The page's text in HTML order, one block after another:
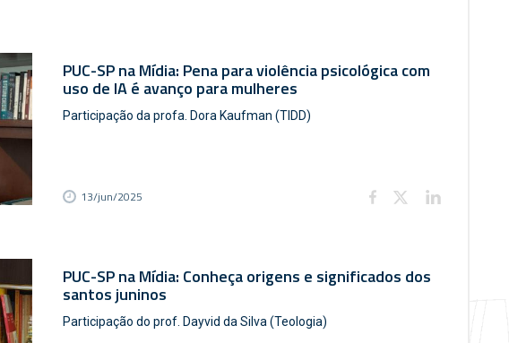
PUC-SP na Mídia: Pena para violência psicológica com
uso de IA é avanço para mulheres
Participação da profa. Dora Kaufman (TIDD)
13/jun/2025
PUC-SP na Mídia: Conheça origens e significados dos
santos juninos
Participação do prof. Dayvid da Silva (Teologia)